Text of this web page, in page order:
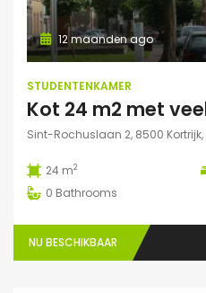
12 maanden ago
STUDENTENKAMER
Sint-Rochuslaan 2, 8500 Kortrijk,
24 m2
0 Bathrooms
NU BESCHIKBAAR